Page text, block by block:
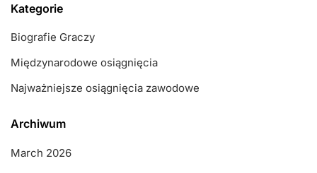
Kategorie
Biografie Graczy
Międzynarodowe osiągnięcia
Najważniejsze osiągnięcia zawodowe
Archiwum
March 2026